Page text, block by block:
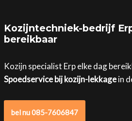
Kozijntechniek-bedrijf
bereikbaar
Kozijn specialist Erp elke dag
Spoedservice bij kozijn-lekkagein
bel nu 085-7606847